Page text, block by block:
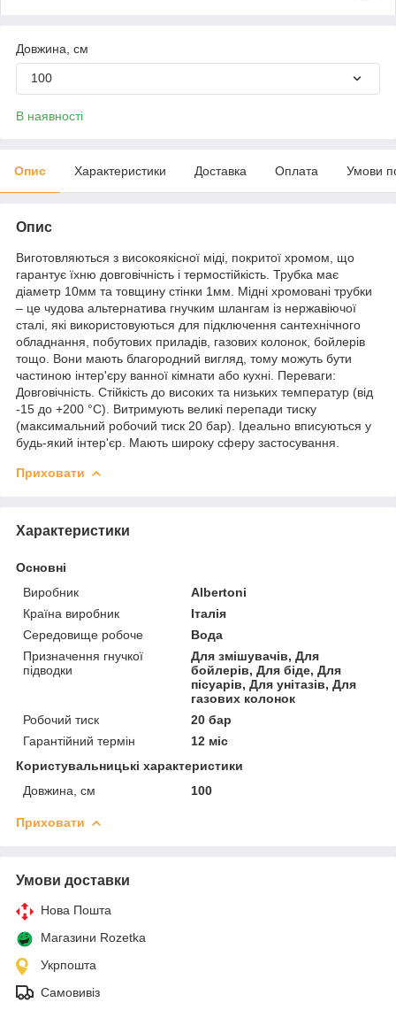
Довжина, см
100
В наявності
Опис Характеристики Доставка Оплата Умови
Опис
Виготовляються з високоякісної міді, покритої хромом, що
гарантує їхню довговічність і термостійкість. Трубка має
діаметр 10мм та товщину стінки 1мм. Мідні хромовані трубки
– це чудова альтернатива гнучким шлангам із нержавіючої
сталі, які використовуються для підключення сантехнічного
обладнання, побутових приладів, газових колонок, бойлерів
тощо. Вони мають благородний вигляд, тому можуть бути
частиною інтер'єру ванної кімнати або кухні. Переваги:
Довговічність. Стійкість до високих та низьких температур (від
-15 до +200 °С). Витримують великі перепади тиску
(максимальний робочий тиск 20 бар). Ідеально вписуються у
будь-який інтер'єр. Мають широку сферу застосування.
Приховати
Характеристики
Основні
Виробник
Albertoni
Країна виробник
Італія
Середовище робоче
Вода
Призначення гнучкої
підводки
Для змішувачів, Для
бойлерів, Для біде, Для
пісуарів, Для унітазів, Для
газових колонок
Робочий тиск
20 бар
Гарантійний термін
12 міс
Користувальницькі характеристики
Довжина, см
100
Приховати
Умови доставки
Нова Пошта
Магазини Rozetka
Укрпошта
Самовивіз